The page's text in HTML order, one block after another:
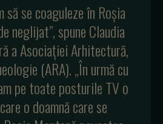
să se coaguleze în Roșia
neglijat”, spune Claudia
a Asociației Arhitectură,
(ARA). „În urmă cu
pe toate posturile TV o
o doamnă care se